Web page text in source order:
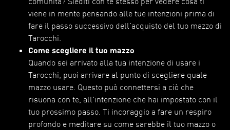
viene in mente pensando alle tue intenzioni prima di
fare il passo successivo dell'acquisto del tuo mazzo di
Tarocchi.
Come scegliere il tuo mazzo
Quando sei arrivato alla tua intenzione di usare i
Tarocchi, puoi arrivare al punto di scegliere quale
mazzo usare. Questo può connettersi a ciò che
risuona con te, all'intenzione che hai impostato con il
tuo prossimo passo. Ti incoraggio a fare un respiro
profondo e meditare su come sarebbe il tuo mazzo o